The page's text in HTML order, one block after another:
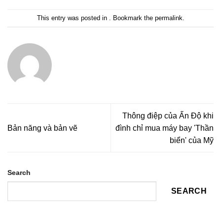
This entry was posted in . Bookmark the permalink
Bản năng và bản vẽ
Thông điệp của Ấn Độ khi
đình chỉ mua máy bay 'Thần
biển' của Mỹ
Search
SEARCH